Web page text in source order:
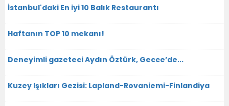
İstanbul'daki En iyi 10 Balık Restaurantı
Haftanın TOP 10 mekanı!
Deneyimli gazeteci Aydın Öztürk, Gecce’de...
Kuzey Işıkları Gezisi: Lapland-Rovaniemi-Finlandiya